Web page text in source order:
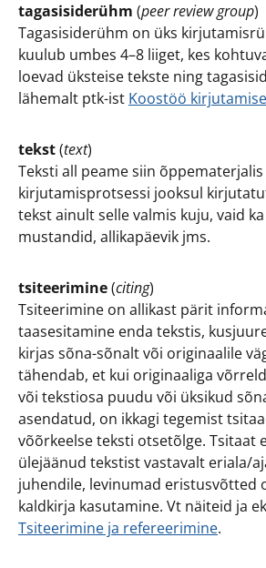
tagasisiderühm (peer review group)
Tagasisiderühm on üks
kuulub umbes 4–8 liiget, kes
loevad üksteise tekste ning
lähemalt ptk-ist Koostöö
tekst(text)
Teksti all peame siin
kirjutamisprotsessi jooksul
tekst ainult selle valmis kuju, vaid
mustandid, allikapäevik jms.
tsiteerimine(citing)
Tsiteerimine on allikast pärit
taasesitamine enda tekstis,
kirjas sõna-sõnalt või originaalile
tähendab, et kui originaaliga
või tekstiosa puudu või üksikud
asendatud, on ikkagi tegemist
võõrkeelse teksti otsetõlge. Tsitaat
ülejäänud tekstist vastavalt eriala/
juhendile, levinumad eristusvõtted
kaldkirja kasutamine. Vt näiteid ja
Tsiteerimine ja refereerimine.